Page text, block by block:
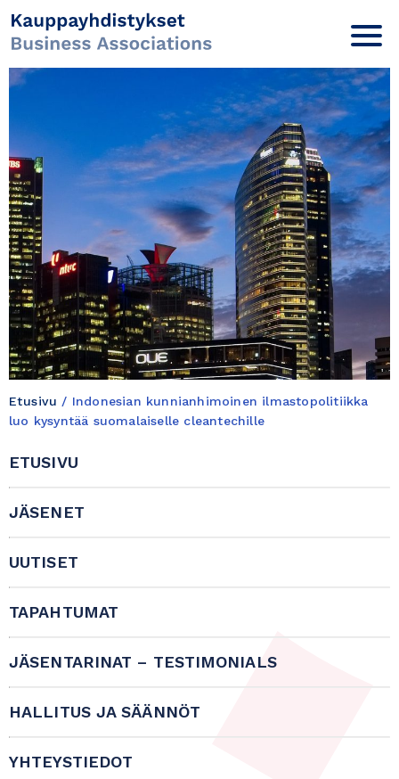
Etusivu / Indonesian kunnianhimoinen ilmastopolitiikka
luo kysyntää suomalaiselle cleantechille
ETUSIVU
JÄSENET
UUTISET
TAPAHTUMAT
JÄSENTARINAT – TESTIMONIALS
HALLITUS JA SÄÄNNÖT
YHTEYSTIEDOT